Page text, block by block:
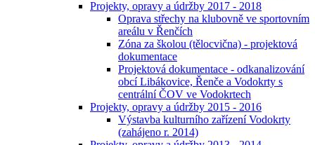
Projekty, opravy a údržby 2017 - 2018
Oprava střechy na klubovně ve sportovním
areálu v Řenčích
Zóna za školou (tělocvična) - projektová
dokumentace
Projektová dokumentace - odkanalizování
obcí Libákovice, Řenče a Vodokrty s
centrální ČOV ve Vodokrtech
Projekty, opravy a údržby 2015 - 2016
Výstavba kulturního zařízení Vodokrty
(zahájeno r. 2014)